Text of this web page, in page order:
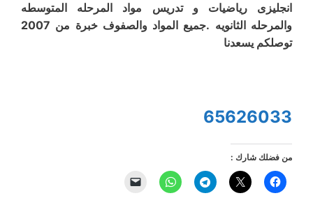
انجليزى رياضيات و تدريس مواد المرحله المتوسطه
والمرحله الثانويه .جميع المواد والصفوف خبرة من 2007
توصلكم يسعدنا
65626033
من فضلك شارك :